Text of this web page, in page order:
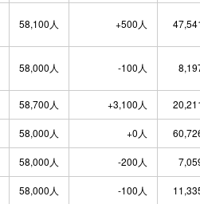
58,100人 +500人
58,000人 -100人
58,700人 +3,100人
58,000人 +0人
58,000人 -200人
58,000人 -100人